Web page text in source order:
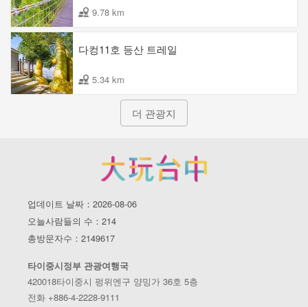
9.78 km
다컹11호 등산 트레일
5.34 km
더 관광지
업데이트 날짜：2026-08-06
오늘사람들의 수：214
총방문자수：2149617
타이중시정부 관광여행국
420018타이중시 펑위엔구 양밍가 36호 5층
전화 +886-4-2228-9111